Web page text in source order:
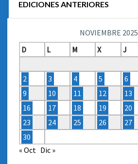
EDICIONES ANTERIORES
NOVIEMBRE 2025
D
L M X J
2
3 4 5 6
9
10 11 12 13
16
17 18 19 20
23
24 25 26 27
30
« Oct Dic »